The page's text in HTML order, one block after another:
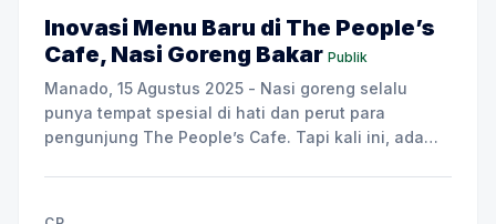
Inovasi Menu Baru di The People’s
Cafe, Nasi Goreng Bakar Publik
Manado, 15 Agustus 2025 - Nasi goreng selalu
punya tempat spesial di hati dan perut para
pengunjung The People’s Cafe. Tapi kali ini, ada